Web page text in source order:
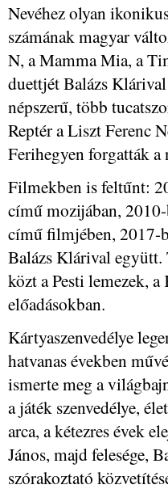
Nevéhez olyan
számának magyar
N, a Mamma Mia, a
duettjét Balázs
népszerű, több
Reptér a Liszt Ferenc
Ferihegyen forgatták
Filmekben is feltűnt:
című mozijában,
című filmjében, 2017-
Balázs Klárival együtt.
közt a Pesti lemezek,
előadásokban.
Kártyaszenvedélye
hatvanas években
ismerte meg a
a játék szenvedélye,
arca, a kétezres évek
János, majd felesége,
szórakoztató